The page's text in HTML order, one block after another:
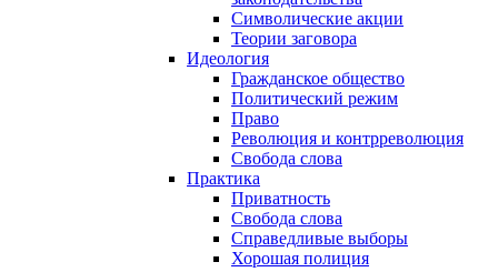
Символические акции
Теории заговора
Идеология
Гражданское общество
Политический режим
Право
Революция и контрреволюция
Свобода слова
Практика
Приватность
Свобода слова
Справедливые выборы
Хорошая полиция